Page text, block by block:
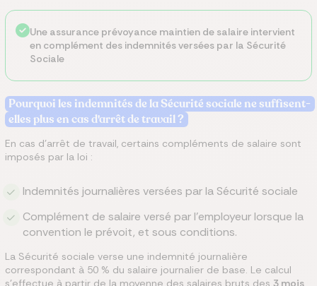
Une assurance prévoyance maintien de salaire intervient
en complément des indemnités versées par la Sécurité
Sociale
Pourquoi les indemnités de la Sécurité sociale ne suffisent-
elles plus en cas d'arrêt de travail ?
En cas d'arrêt de travail, certains compléments de salaire sont
imposés par la loi :
Indemnités journalières versées par la Sécurité sociale
Complément de salaire versé par l'employeur lorsque la
convention le prévoit, et sous conditions.
La Sécurité sociale verse une indemnité journalière
correspondant à 50 % du salaire journalier de base. Le calcul
s'effectue à partir de la moyenne des salaires bruts des 3 mois